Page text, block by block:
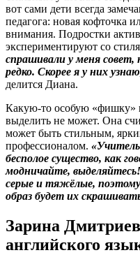
вот сами дети всегда
педагога: новая кофточка
внимания. Подростки
экспериментируют со
спрашивали у меня совет,
редко. Скорее я у них
делится Диана.
Какую-то особую «фишку»
выделить не может. Она
может быть стильным,
профессионалом.
бесполое существо, как
модничайте,
серые и тяжёлые,
образ будет их
Зарина
английского